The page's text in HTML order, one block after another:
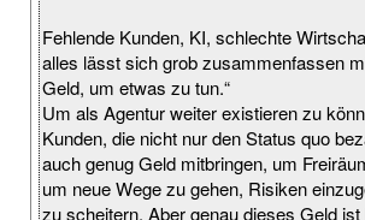
Fehlende Kunden, KI, schlechte
alles lässt sich grob zusammenfassen
Geld, um etwas zu tun.“
Um als Agentur weiter existieren zu
Kunden, die nicht nur den Status quo
auch genug Geld mitbringen, um
um neue Wege zu gehen, Risiken
zu scheitern. Aber genau dieses Geld